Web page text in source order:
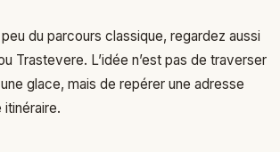
du parcours classique, regardez aussi
Trastevere. L’idée n’est pas de traverser
glace, mais de repérer une adresse